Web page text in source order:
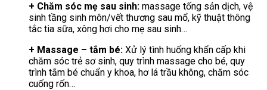
+ Chăm sóc mẹ sau sinh: massage tống sản dịch, vệ
sinh tầng sinh môn/vết thương sau mổ, kỹ thuật thông
tắc tia sữa, xông hơi cho mẹ sau sinh…
+ Massage – tắm bé: Xử lý tình huống khẩn cấp khi
chăm sóc trẻ sơ sinh, quy trình massage cho bé, quy
trình tắm bé chuẩn y khoa, hơ lá trầu không, chăm sóc
cuống rốn…